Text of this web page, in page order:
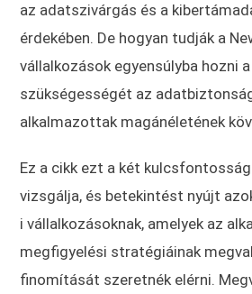
az adatszivárgás és a
érdekében. De hogyan tudják a
vállalkozások egyensúlyba hozni
szükségességét az
alkalmazottak magánéletének
Ez a cikk ezt a két
vizsgálja, és betekintést nyújt
i vállalkozásoknak, amelyek az
megfigyelési stratégiáinak
finomítását szeretnék elérni.